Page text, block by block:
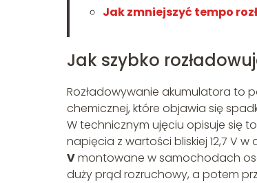
Jak zmniejszyć tempo
Jak szybko
Rozładowywanie akumulatora to
chemicznej, które objawia się
W technicznym ujęciu opisuje się
napięcia z wartości bliskiej 12,7 V
Vmontowane w samochodach
duży prąd rozruchowy, a potem